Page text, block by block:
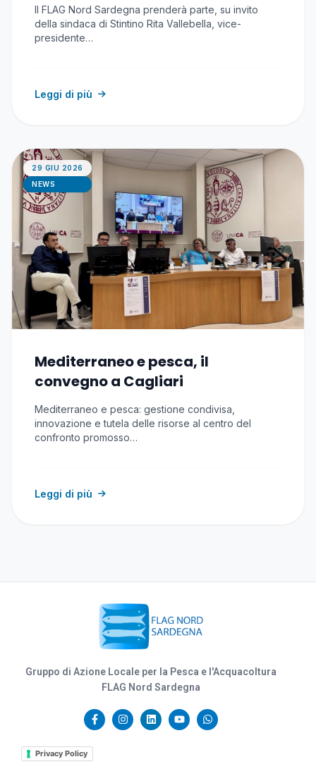
Il FLAG Nord Sardegna prenderà parte, su invito
della sindaca di Stintino Rita Vallebella, vice-
presidente…
Leggi di più
29 GIU 2026
NEWS
Mediterraneo e pesca, il
convegno a Cagliari
Mediterraneo e pesca: gestione condivisa,
innovazione e tutela delle risorse al centro del
confronto promosso…
Leggi di più
Gruppo di Azione Locale per la Pesca e l'Acquacoltura
FLAG Nord Sardegna
Privacy Policy